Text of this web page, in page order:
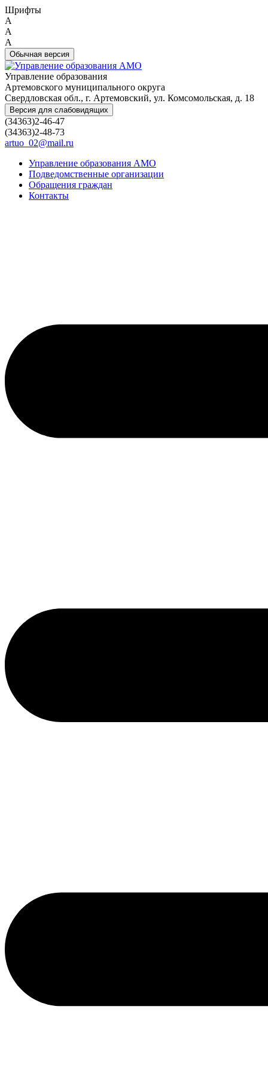
Шрифты
A
A
A
Обычная версия
Управление образования
Артемовского муниципального округа
Свердловская обл., г. Артемовский, ул. Комсомольская, д. 18
Версия для слабовидящих
(34363)2-46-47
(34363)2-48-73
artuo_02@mail.ru
Управление образования АМО
Подведомственные организации
Обращения граждан
Контакты